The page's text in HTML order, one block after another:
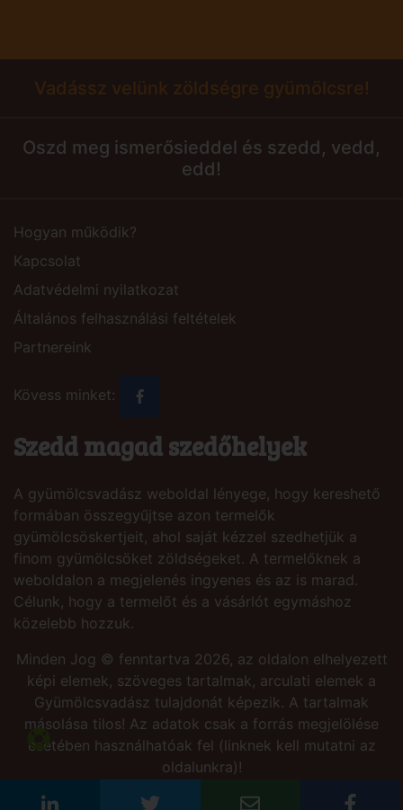
Vadássz velünk zöldségre gyümölcsre!
Oszd meg ismerősieddel és szedd, vedd,
edd!
Hogyan működik?
Kapcsolat
Adatvédelmi nyilatkozat
Általános felhasználási feltételek
Partnereink
Kövess minket:
Szedd magad szedőhelyek
A gyümölcsvadász weboldal lényege, hogy kereshető
formában összegyűjtse azon termelők
gyümölcsöskertjeit, ahol saját kézzel szedhetjük a
finom gyümölcsöket zöldségeket. A termelőknek a
weboldalon a megjelenés ingyenes és az is marad.
Célunk, hogy a termelőt és a vásárlót egymáshoz
közelebb hozzuk.
Minden Jog © fenntartva 2026, az oldalon elhelyezett
képi elemek, szöveges tartalmak, arculati elemek a
Gyümölcsvadász tulajdonát képezik. A tartalmak
másolása tilos! Az adatok csak a forrás megjelölése
esetében használhatóak fel (linknek kell mutatni az
oldalunkra)!
PresSoft